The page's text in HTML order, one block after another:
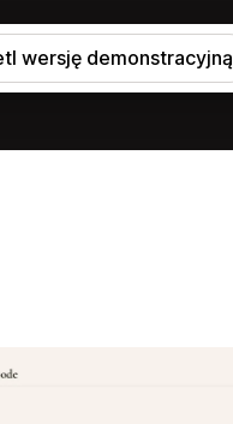
wersję demonstracyjną